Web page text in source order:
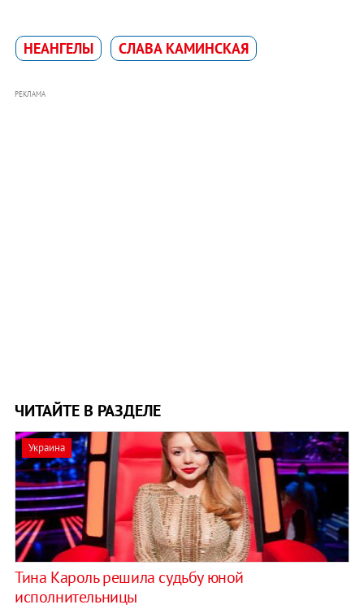
НЕАНГЕЛЫ СЛАВА КАМИНСКАЯ
РЕКЛАМА
ЧИТАЙТЕ В РАЗДЕЛЕ
Украина
Тина Кароль решила судьбу юной
исполнительницы